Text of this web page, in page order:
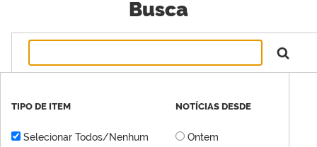
Busca
TIPO DE ITEM
Selecionar Todos/Nenhum
NOTÍCIAS DESDE
Ontem